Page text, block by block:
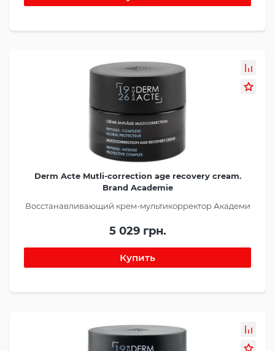
Derm Acte Mutli-correction age recovery cream.
Brand Academie
Восстанавливающий крем-мультикорректор Академи
5 029 грн.